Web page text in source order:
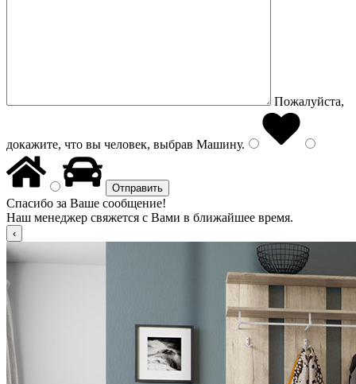
Пожалуйста,
докажите, что вы человек, выбрав Машину.
Спасибо за Ваше сообщение!
Наш менеджер свяжется с Вами в ближайшее время.